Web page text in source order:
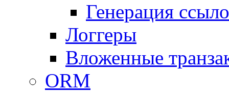
Генерация
Логгеры
Вложенные
ORM